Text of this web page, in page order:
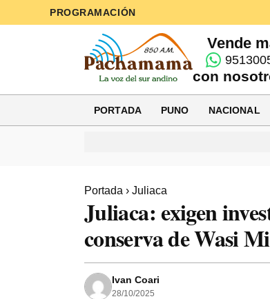
PROGRAMACIÓN
Vende
con
PORTADA PUNO NACIONAL
Portada › Juliaca
Juliaca: exigen
conserva de Wasi
Ivan Coari
28/10/2025